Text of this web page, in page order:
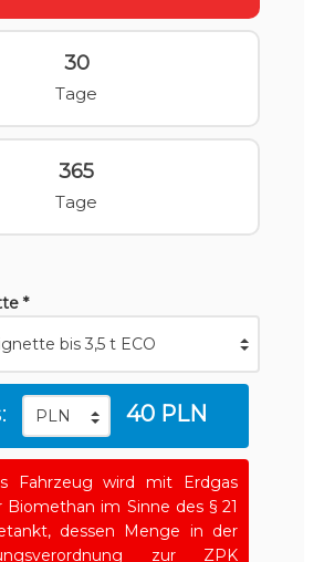
30
Tage
365
Tage
*
40 PLN
Fahrzeug wird mit Erdgas
Biomethan im Sinne des § 21
dessen Menge in der
zur ZPK